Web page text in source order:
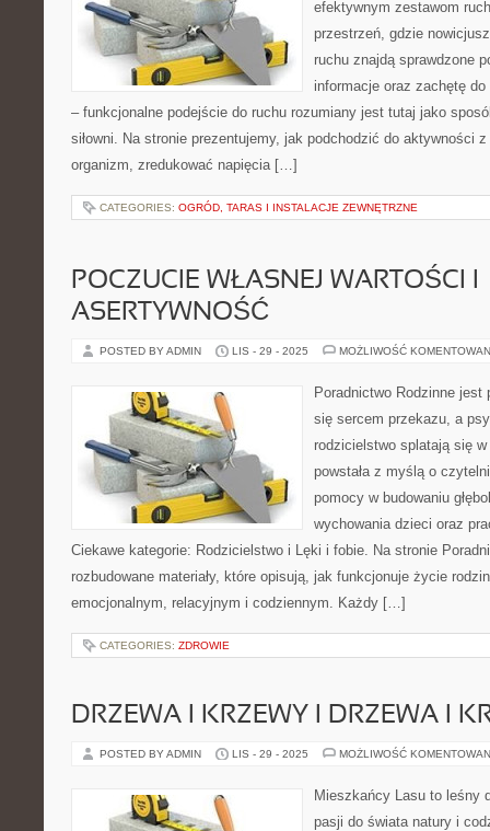
efektywnym zestawom
przestrzeń, gdzie
ruchu znajdą sprawdzone
informacje oraz zachętę
– funkcjonalne podejście do ruchu rozumiany jest tutaj jako
siłowni. Na stronie prezentujemy, jak podchodzić do aktywności z
organizm, zredukować napięcia […]
CATEGORIES: OGRÓD, TARAS I INSTALACJE ZEWNĘTRZNE
POCZUCIE WŁASNEJ WARTOŚCI I
ASERTYWNOŚĆ
POSTED BY ADMIN LIS - 29 - 2025 MOŻLIWOŚĆ
Poradnictwo Rodzinne
się sercem przekazu, a
rodzicielstwo splatają się
powstała z myślą o
pomocy w budowaniu
wychowania dzieci oraz
Ciekawe kategorie: Rodzicielstwo i Lęki i fobie. Na stronie
rozbudowane materiały, które opisują, jak funkcjonuje życie
emocjonalnym, relacyjnym i codziennym. Każdy […]
CATEGORIES: ZDROWIE
DRZEWA I KRZEWY I DRZEWA I
POSTED BY ADMIN LIS - 29 - 2025 MOŻLIWOŚĆ
Mieszkańcy Lasu to leśny
pasji do świata natury i